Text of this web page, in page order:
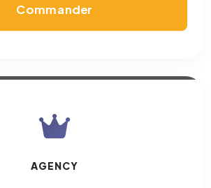
Commander
AGENCY